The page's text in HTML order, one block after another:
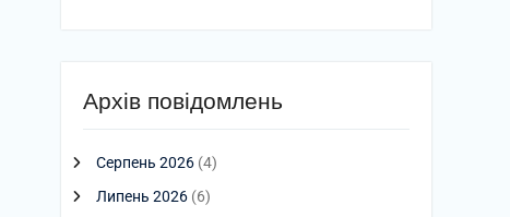
Архів повідомлень
Серпень 2026 (4)
Липень 2026 (6)